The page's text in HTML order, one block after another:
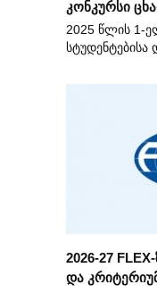
კონკურსი
2025 წლის 1-
სტუდენტებისა
2026-27
და